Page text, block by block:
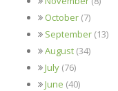
October (7)
September (13)
August (34)
July (76)
June (40)